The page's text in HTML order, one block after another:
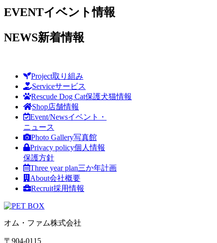
EVENTイベント情報
NEWS新着情報
Project取り組み
Serviceサービス
Rescude Dog Cat保護犬猫情報
Shop店舗情報
Event/Newsイベント・
ニュース
Photo Gallery写真館
Privacy policy個人情報
保護方針
Three year plan三か年計画
About会社概要
Recruit採用情報
オム・ファム株式会社
〒904-0115